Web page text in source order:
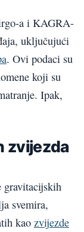
a i KAGRA-
uključujući
. Ovi podaci su
koji su
Ipak,
zvijezda
gravitacijskih
svemira,
kao zvijezde